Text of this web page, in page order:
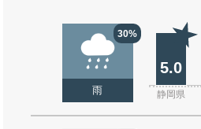
30%
雨
5.0
静岡県